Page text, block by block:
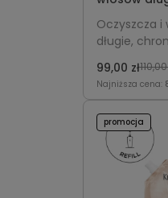
Oczyszcza i
długie,
wzrost,
blask i
99,00 zł110,00
Najniższa cena:
promocja